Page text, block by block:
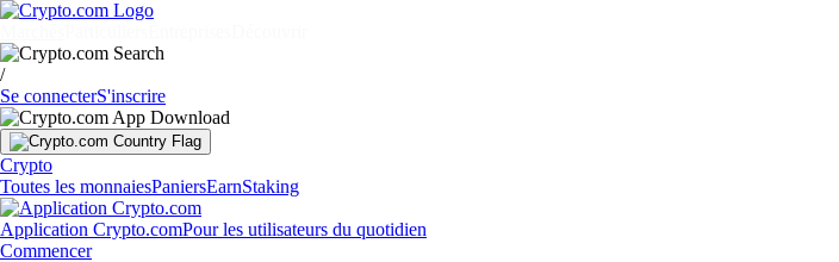
/
Se connecterS'inscrire
Crypto
Toutes les monnaiesPaniersEarnStaking
Application Crypto.comPour les utilisateurs du quotidien
Commencer